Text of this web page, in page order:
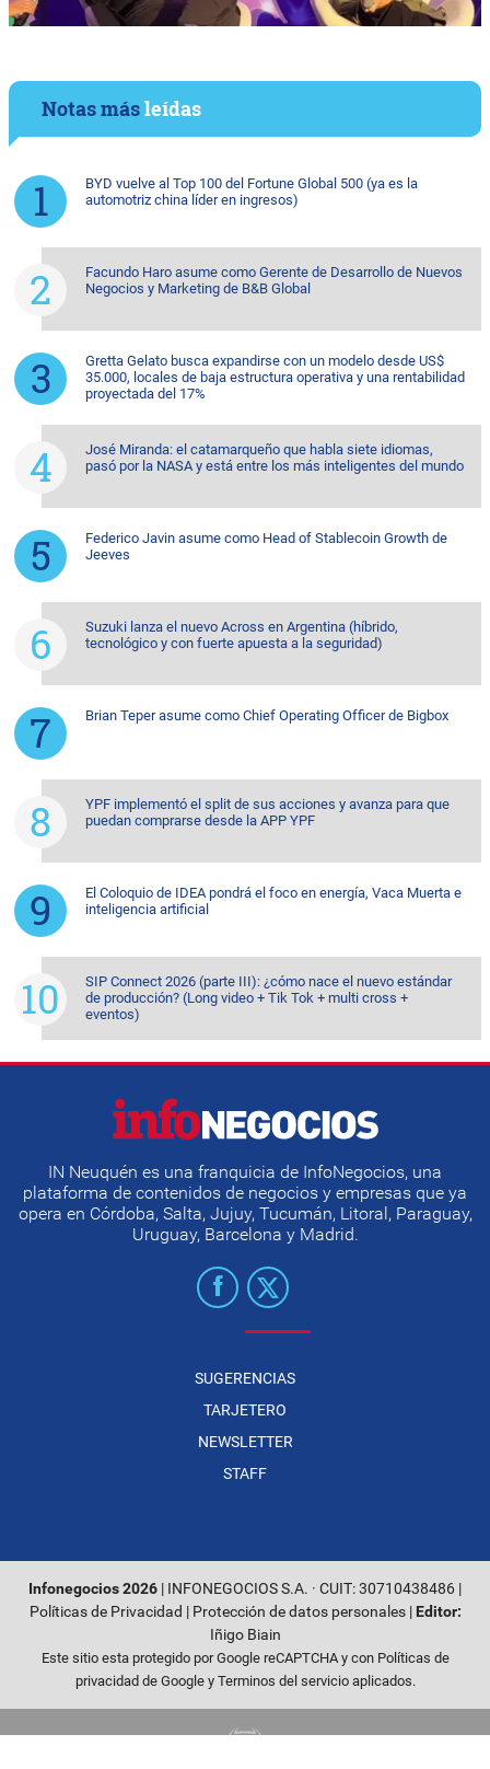
Notas másleídas
BYD vuelve al Top 100 del Fortune Global 500 (ya es la
automotriz china líder en ingresos)
Facundo Haro asume como Gerente de Desarrollo de Nuevos
Negocios y Marketing de B&B Global
Gretta Gelato busca expandirse con un modelo desde US$
35.000, locales de baja estructura operativa y una rentabilidad
proyectada del 17%
José Miranda: el catamarqueño que habla siete idiomas,
pasó por la NASA y está entre los más inteligentes del mundo
Federico Javin asume como Head of Stablecoin Growth de
Jeeves
Suzuki lanza el nuevo Across en Argentina (híbrido,
tecnológico y con fuerte apuesta a la seguridad)
Brian Teper asume como Chief Operating Officer de Bigbox
YPF implementó el split de sus acciones y avanza para que
puedan comprarse desde la APP YPF
El Coloquio de IDEA pondrá el foco en energía, Vaca Muerta e
inteligencia artificial
SIP Connect 2026 (parte III): ¿cómo nace el nuevo estándar
de producción? (Long video + Tik Tok + multi cross +
eventos)
IN Neuquén es una franquicia de InfoNegocios, una
plataforma de contenidos de negocios y empresas que ya
opera en Córdoba, Salta, Jujuy, Tucumán, Litoral, Paraguay,
Uruguay, Barcelona y Madrid.
SUGERENCIAS
TARJETERO
NEWSLETTER
STAFF
Infonegocios 2026 | INFONEGOCIOS S.A. · CUIT: 30710438486 |
Políticas de Privacidad | Protección de datos personales| Editor:
Iñigo Biain
Este sitio esta protegido por Google reCAPTCHA y con Políticas de
privacidad de Googley Terminos del servicioaplicados.